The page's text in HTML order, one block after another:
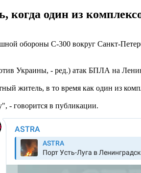
один из
обороны С-300 вокруг Санкт-
Украины, - ред.) атак БПЛА на
житель, в то время как один из
- говорится в публикации.